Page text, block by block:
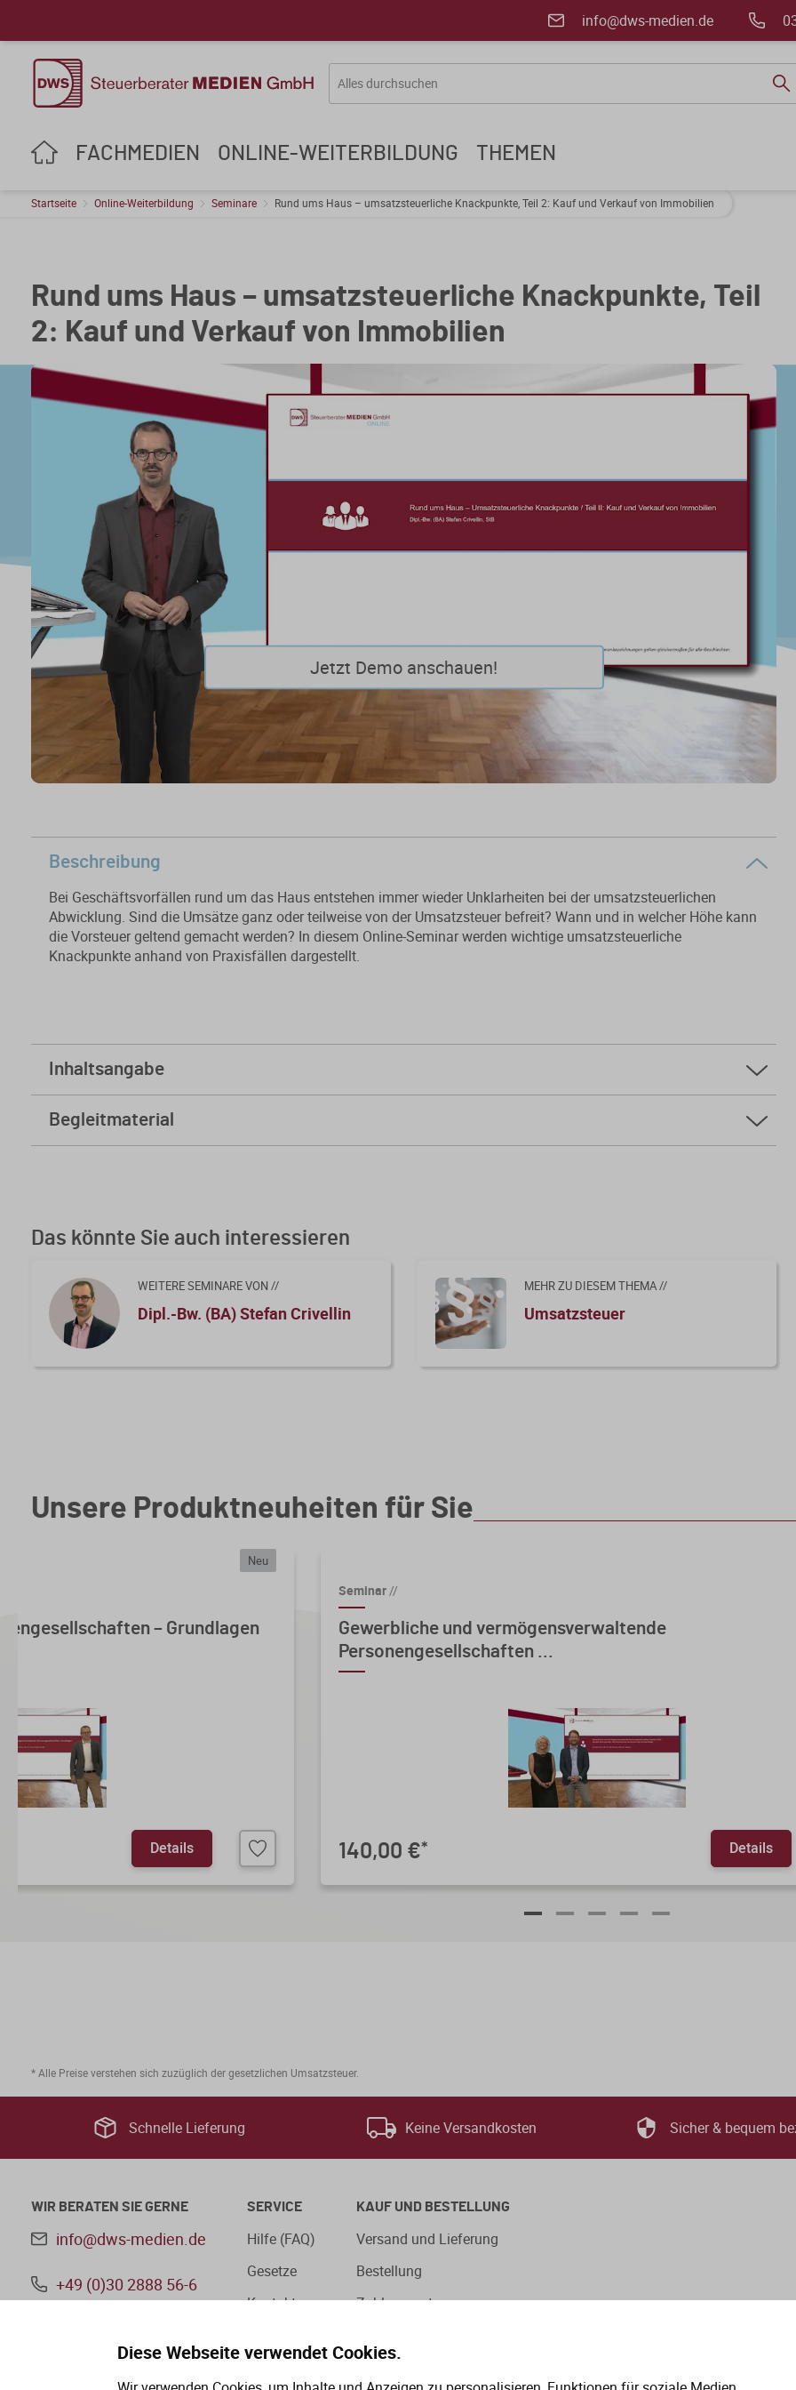
Diese Webseite verwendet Cookies.
info@dws-medien.de
FACHMEDIEN ONLINE-WEITERBILDUNG THEMEN
Startseite Online-Weiterbildung Seminare Rund ums Haus – umsatzsteuerliche Knackpunkte, Teil 2: Kauf und Verkauf von Immobilien
Rund ums Haus – umsatzsteuerliche Knackpunkte, Teil
2: Kauf und Verkauf von Immobilien
Jetzt Demo anschauen!
Beschreibung
Bei Geschäftsvorfällen rund um das Haus entstehen immer wieder Unklarheiten bei der umsatzsteuerlichen
Abwicklung. Sind die Umsätze ganz oder teilweise von der Umsatzsteuer befreit? Wann und in welcher Höhe kann
die Vorsteuer geltend gemacht werden? In diesem Online-Seminar werden wichtige umsatzsteuerliche
Knackpunkte anhand von Praxisfällen dargestellt.
Inhaltsangabe
E. Mögliche Folgewirkung: Vorsteuerberichtigung?
F. Empfehlung zum Vorgehen bei Grundstücksverkäufen
Begleitmaterial
Das könnte Sie auch interessieren
WEITERE SEMINARE VON //
Dipl.-Bw. (BA) Stefan Crivellin
MEHR ZU DIESEM THEMA //
Umsatzsteuer
Unsere Produktneuheiten für Sie
Neu
– Grundlagen
Details
Seminar//
Gewerbliche und vermögensverwaltende
Personengesellschaften ...
140,00 €* Details
* Alle Preise verstehen sich zuzüglich der gesetzlichen Umsatzsteuer.
Schnelle Lieferung Keine Versandkosten Sicher & bequem
WIR BERATEN SIE GERNE
info@dws-medien.de
+49 (0)30 2888 56-6
SERVICE
Hilfe (FAQ)
Gesetze
Kontakt
KAUF UND BESTELLUNG
Versand und Lieferung
Bestellung
Zahlungsarten
Aus Gründen der besseren Lesbarkeit wird auf die gleichzeitige Verwendung der Sprachformen männlich, weiblich und